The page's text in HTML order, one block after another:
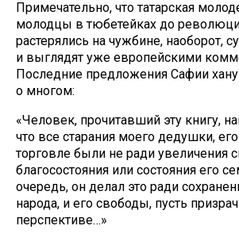
Примечательно, что татарская
молодцы в тюбетейках до
растерялись на чужбине, наоборот,
и выглядят уже европейскими
Последние предложения Сафии
о многом:
«Человек, прочитавший эту книгу,
что все старания моего дедушки,
торговле были не ради увеличения
благосостояния или состояния его
очередь, он делал это ради
народа, и его свободы, пусть
перспективе…»